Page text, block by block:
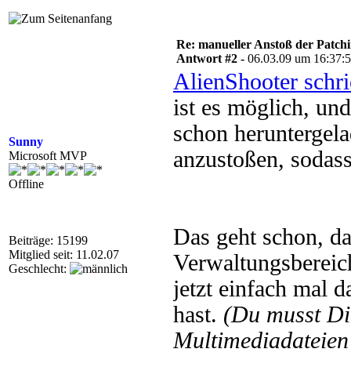
Sunny
Microsoft MVP
Offline
Beiträge: 15199
Mitglied seit: 11.02.07
Geschlecht:
Re: manueller Anstoß der
Antwort #2 - 06.03.09 um
AlienShooter
ist es möglich,
schon
anzustoßen,
Das geht schon,
jetzt einfach mal
hast. (Du musst